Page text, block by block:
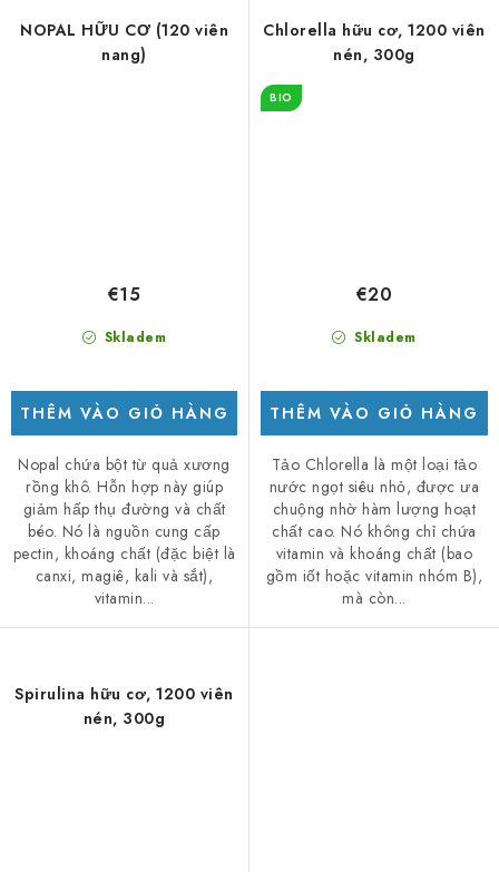
NOPAL HỮU CƠ (120 viên
nang)
Skladem
€15
THÊM VÀO GIỎ HÀNG
Nopal chứa bột từ quả xương
rồng khô. Hỗn hợp này giúp
giảm hấp thụ đường và chất
béo. Nó là nguồn cung cấp
pectin, khoáng chất (đặc biệt là
canxi, magiê, kali và sắt),
vitamin...
Chlorella hữu cơ, 1200 viên
nén, 300g
BIO
Skladem
€20
THÊM VÀO GIỎ HÀNG
Tảo Chlorella là một loại tảo
nước ngọt siêu nhỏ, được ưa
chuộng nhờ hàm lượng hoạt
chất cao. Nó không chỉ chứa
vitamin và khoáng chất (bao
gồm iốt hoặc vitamin nhóm B),
mà còn...
Spirulina hữu cơ, 1200 viên
nén, 300g